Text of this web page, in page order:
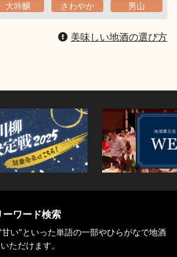
大吟醸 さわやか 男山
美味しい地酒の選び方
ワード検索
甘い”といった単語の一部やひらがなで地酒
ただけます。